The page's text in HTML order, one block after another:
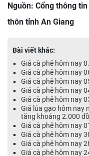
Nguồn: Cổng thông
thôn tỉnh An Giang
Bài viết khác:
Giá cà phê hôm nay
Giá cà phê hôm nay
Giá cà phê hôm nay
Giá cà phê hôm nay
Giá cà phê hôm nay
Giá lúa gạo hôm nay
tăng khoảng 2.000
Giá cà phê hôm nay
Giá cà phê hôm nay
Giá cà phê hôm nay
Giá cà phê hôm nay